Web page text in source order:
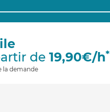
de 19,90€/h*
la demande